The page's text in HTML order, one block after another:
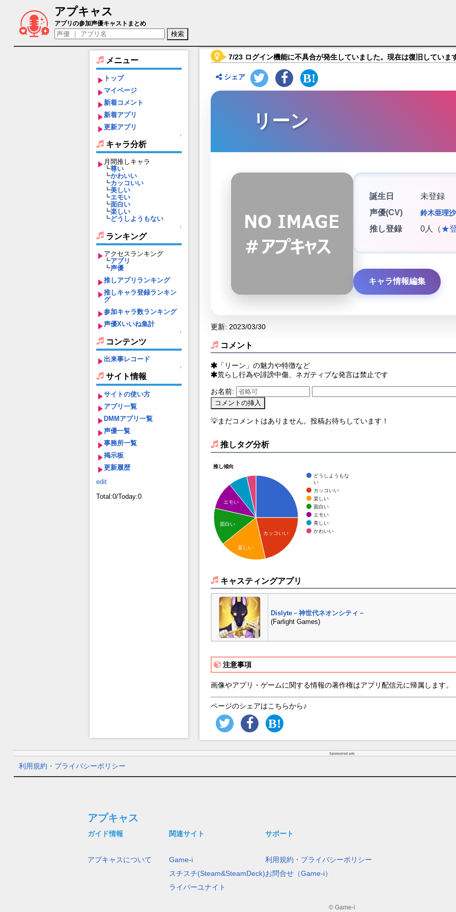
アプキャス
リーン（声優：鈴木亜理沙)【Dislyte－神世代ネオンシティ－】キャラ紹介
アプリの参加声優キャストまとめ
メニュー
トップ
マイページ
新着コメント
新着アプリ
更新アプリ
↑
キャラ分析
月間推しキャラ
┗尊い
┗かわいい
┗カッコいい
┗美しい
┗エモい
┗面白い
┗楽しい
┗どうしようもない
↑
ランキング
アクセスランキング
┗アプリ
┗声優
推しアプリランキング
推しキャラ登録ランキン
グ
参加キャラ数ランキング
声優Xいいね集計
↑
コンテンツ
出来事レコード
↑
サイト情報
サイトの使い方
アプリ一覧
DMMアプリ一覧
声優一覧
事務所一覧
掲示板
更新履歴
edit
Total:0/Today:0
7/23 ログイン機能に不具合が発生していました。現在は復旧していま
シェア
リーン
誕生日
未登録
声優(CV)
鈴木亜理沙
推し登録 0人（★
キャラ情報編集
更新: 2023/03/30
コメント
「リーン」の魅力や特徴など
荒らし行為や誹謗中傷、ネガティブな発言は禁止です
お名前:
💡まだコメントはありません。投稿お待ちしています！
推しタグ分析
推し傾向
どうしようもな
い
カッコいい
楽しい
面白い
エモい
美しい
かわいい
カッコいい
エモい
面白い
楽しい
キャスティングアプリ
Dislyte－神世代ネオンシティ－
(Farlight Games)
注意事項
画像やアプリ・ゲームに関する情報の著作権はアプリ配信元に帰属します。
ページのシェアはこちらから♪
Sponsored ads
利用規約・プライバシーポリシー
アプキャス
ガイド情報
アプキャスについて
関連サイト
Game-i
スチスチ(Steam&SteamDeck)
ライバーユナイト
サポート
利用規約・プライバシーポリシー
お問合せ（Game-i）
© Game-i